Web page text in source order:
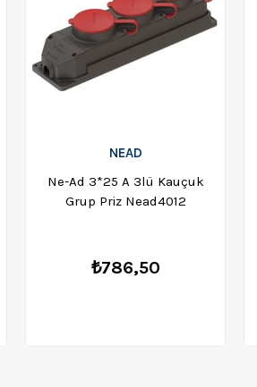
NEAD
Ne-Ad 3*25 A 3lü Kauçuk
Grup Priz Nead4012
₺786,50